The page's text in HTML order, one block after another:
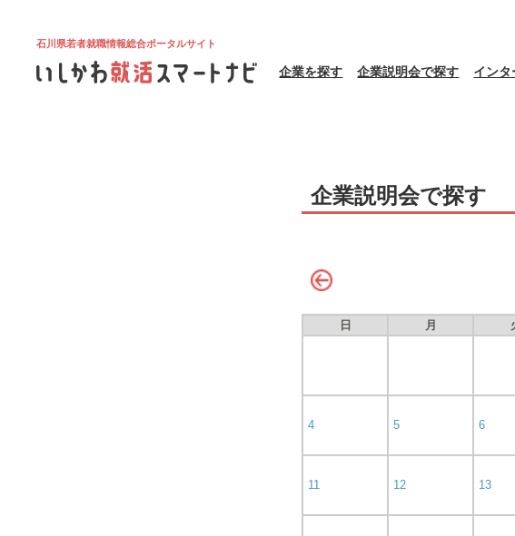
石川県若者就職情報総合ポータルサイト
企業を探す 企業説明会で探す インタ
企業説明会で探す
日 月
4 5 6
11 12 13